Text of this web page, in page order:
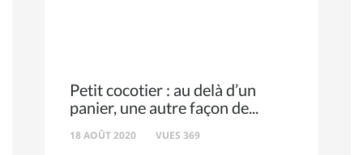
Petit cocotier : au delà d’un
panier, une autre façon de
18 AOÛT 2020 VUES 369